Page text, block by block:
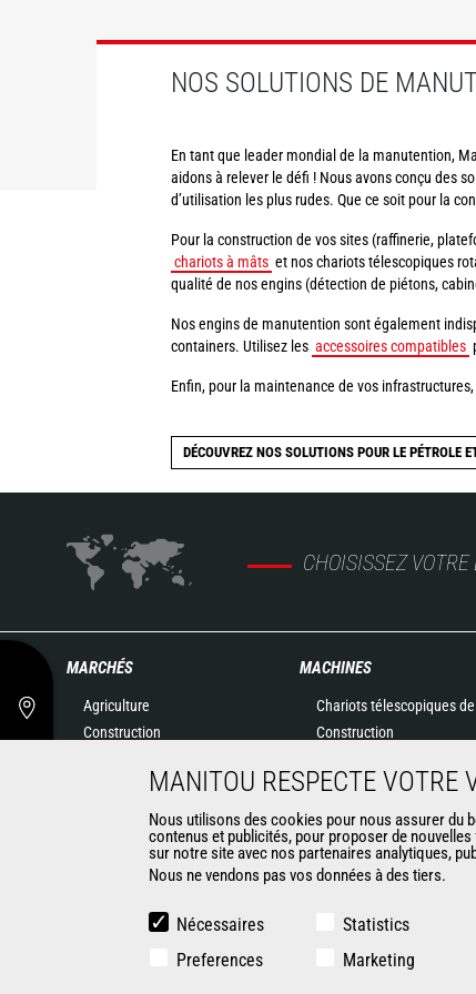
NOS SOLUTIONS DE
En tant que leader mondial de la manutention,
aidons à relever le défi ! Nous avons conçu des
d’utilisation les plus rudes. Que ce soit pour la
Pour la construction de vos sites (raffinerie,
chariots à mâts et nos chariots télescopiques
qualité de nos engins (détection de piétons,
Nos engins de manutention sont également
containers. Utilisez les accessoires compatibles
Enfin, pour la maintenance de vos
DÉCOUVREZ NOS SOLUTIONS POUR LE PÉTROLE
CHOISISSEZ
MARCHÉS
Agriculture
Construction
Pétrole & gaz
Aéronautique
Environnement
Exploitation minière
MACHINES
Chariots télescopiques de
Construction
Agricoles
Chargeuses articulées
Nacelles élévatrices
Chariots embarqués
Chargeuses compactes
MANITOU RESPECTE VOTRE
Nous utilisons des cookies pour nous assurer du
contenus et publicités, pour proposer de
sur notre site avec nos partenaires analytiques,
Nous ne vendons pas vos données à des tiers.
Nécessaires
Statistics
Preferences
Marketing